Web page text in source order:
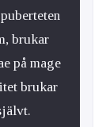
brukar
på mage
brukar